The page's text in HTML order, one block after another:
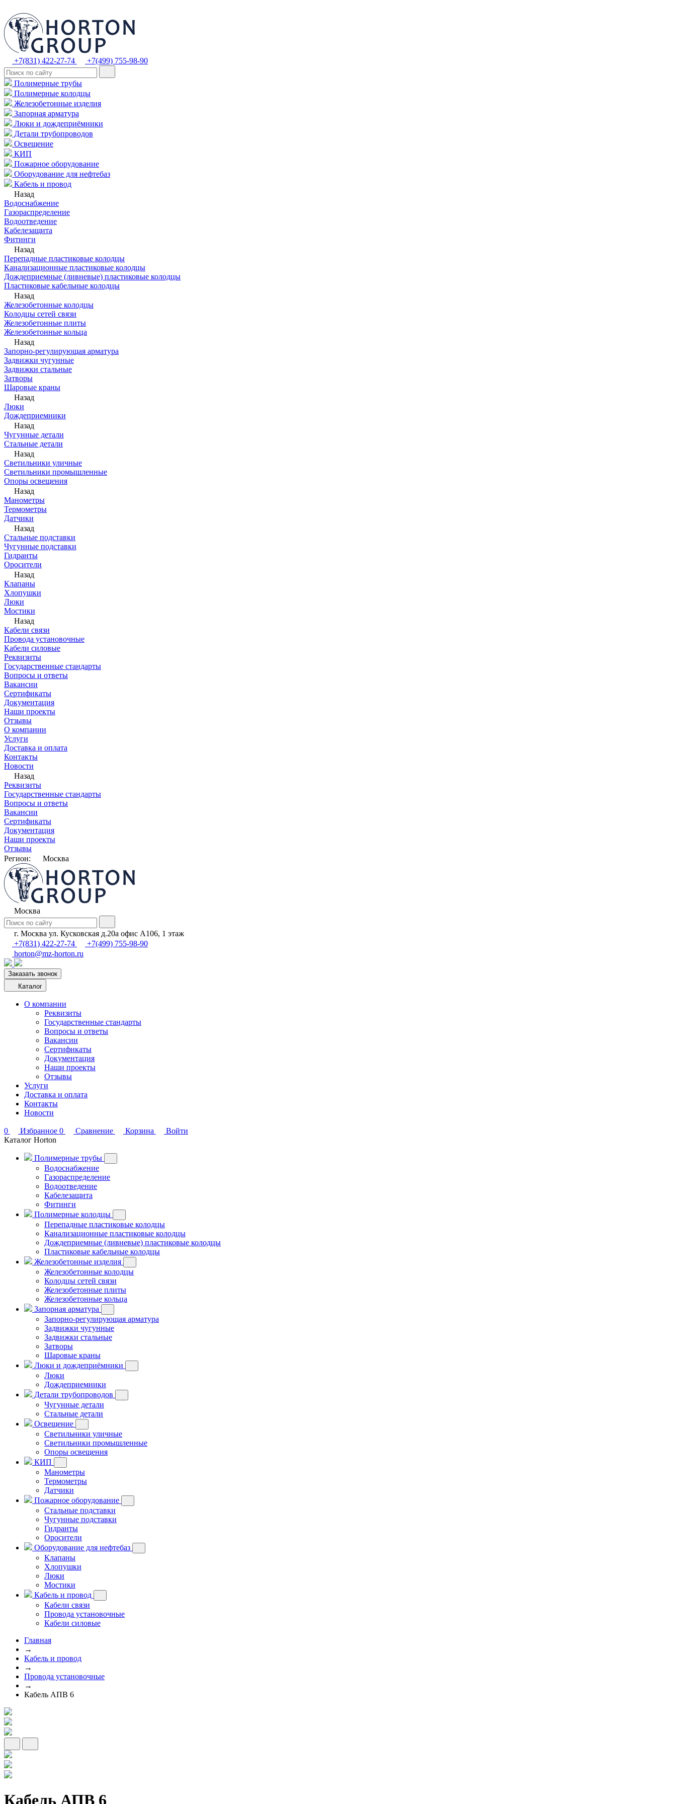
+7(831) 422-27-74 +7(499) 755-98-90
Полимерные трубы
Полимерные колодцы
Железобетонные изделия
Запорная арматура
Люки и дождеприёмники
Детали трубопроводов
Освещение
КИП
Пожарное оборудование
Оборудование для нефтебаз
Кабель и провод
Назад
Водоснабжение
Газораспределение
Водоотведение
Кабелезащита
Фитинги
Назад
Перепадные пластиковые колодцы
Канализационные пластиковые колодцы
Дождеприемные (ливневые) пластиковые колодцы
Пластиковые кабельные колодцы
Назад
Железобетонные колодцы
Колодцы сетей связи
Железобетонные плиты
Железобетонные кольца
Назад
Запорно-регулирующая арматура
Задвижки чугунные
Задвижки стальные
Затворы
Шаровые краны
Назад
Люки
Дождеприемники
Назад
Чугунные детали
Стальные детали
Назад
Светильники уличные
Светильники промышленные
Опоры освещения
Назад
Манометры
Термометры
Датчики
Назад
Стальные подставки
Чугунные подставки
Гидранты
Оросители
Назад
Клапаны
Хлопушки
Люки
Мостики
Назад
Кабели связи
Провода установочные
Кабели силовые
Реквизиты
Государственные стандарты
Вопросы и ответы
Вакансии
Сертификаты
Документация
Наши проекты
Отзывы
О компании
Услуги
Доставка и оплата
Контакты
Новости
Назад
Реквизиты
Государственные стандарты
Вопросы и ответы
Вакансии
Сертификаты
Документация
Наши проекты
Отзывы
Регион:
Москва
Москва
г. Москва ул. Кусковская д.20а офис А106, 1 этаж
+7(831) 422-27-74
+7(499) 755-98-90
horton@mz-horton.ru
Заказать звонок
Каталог
О компании
Реквизиты
Государственные стандарты
Вопросы и ответы
Вакансии
Сертификаты
Документация
Наши проекты
Отзывы
Услуги
Доставка и оплата
Контакты
Новости
0 Избранное 0 Сравнение Корзина
Войти
Каталог Horton
Полимерные трубы
Водоснабжение
Газораспределение
Водоотведение
Кабелезащита
Фитинги
Полимерные колодцы
Перепадные пластиковые колодцы
Канализационные пластиковые колодцы
Дождеприемные (ливневые) пластиковые колодцы
Пластиковые кабельные колодцы
Железобетонные изделия
Железобетонные колодцы
Колодцы сетей связи
Железобетонные плиты
Железобетонные кольца
Запорная арматура
Запорно-регулирующая арматура
Задвижки чугунные
Задвижки стальные
Затворы
Шаровые краны
Люки и дождеприёмники
Люки
Дождеприемники
Детали трубопроводов
Чугунные детали
Стальные детали
Освещение
Светильники уличные
Светильники промышленные
Опоры освещения
КИП
Манометры
Термометры
Датчики
Пожарное оборудование
Стальные подставки
Чугунные подставки
Гидранты
Оросители
Оборудование для нефтебаз
Клапаны
Хлопушки
Люки
Мостики
Кабель и провод
Кабели связи
Провода установочные
Кабели силовые
Главная
→
Кабель и провод
→
Провода установочные
→
Кабель АПВ 6
Кабель АПВ 6